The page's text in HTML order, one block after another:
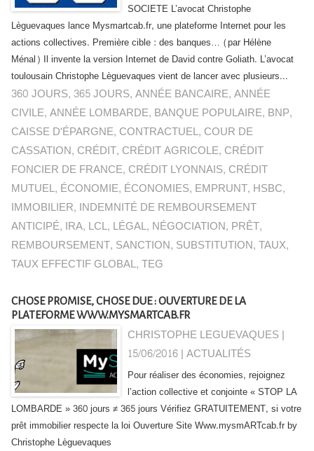
SOCIETE L’avocat Christophe
Lèguevaques lance Mysmartcab.fr, une plateforme Internet pour les
actions collectives. Première cible : des banques… (par Hélène
Ménal) Il invente la version Internet de David contre Goliath. L’avocat
toulousain Christophe Lèguevaques vient de lancer avec plusieurs...
360 JOURS, 365 JOURS,ANNÉE BANCAIRE,ANNÉE
CIVILE,ANNÉE LOMBARDE, BANQUE POPULAIRE, BNP,
CAISSE D'ÉPARGNE, CONTRACTUEL, COUR DE
CASSATION, CRÉDIT, CRÉDIT AGRICOLE, CRÉDIT
FONCIER DE FRANCE, CRÉDIT LYONNAIS, CRÉDIT
MUTUEL, ÉCONOMIE, ÉCONOMIES, EMPRUNT, HSBC,
IMMOBILIER, INDEMNITÉ DE REMBOURSEMENT
ANTICIPÉ, IRA, LCL, LÉGAL, NÉGOCIATION, PRÊT,
REMBOURSEMENT, SANCTION, SUBSTITUTION,TAUX,
TAUX EFFECTIF GLOBAL,TEG
CHOSE PROMISE, CHOSE DUE : OUVERTURE DE LA
PLATEFORME WWW.MYSMARTCAB.FR
CHRISTOPHE LEGUEVAQUES |
15/06/2016|ACTUALITÉS
Pour réaliser des économies, rejoignez
l’action collective et conjointe « STOP LA
LOMBARDE » 360 jours ≠ 365 jours Vérifiez GRATUITEMENT, si votre
prêt immobilier respecte la loi Ouverture Site Www.mysmARTcab.fr by
Christophe Lèguevaques